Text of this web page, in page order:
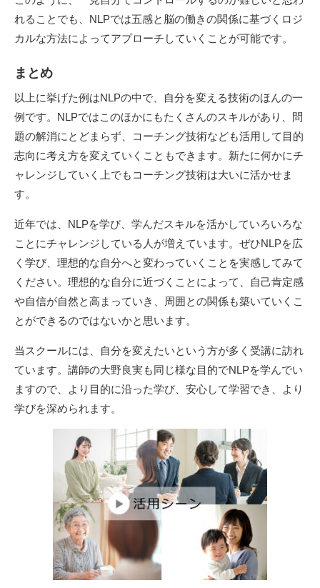
れることでも、NLPでは五感と脳の働きの関係に基づくロジ
カルな方法によってアプローチしていくことが可能です。
まとめ
以上に挙げた例はNLPの中で、自分を変える技術のほんの一
例です。NLPではこのほかにもたくさんのスキルがあり、問
題の解消にとどまらず、コーチング技術なども活用して目的
志向に考え方を変えていくこともできます。新たに何かにチ
ャレンジしていく上でもコーチング技術は大いに活かせま
す。
近年では、NLPを学び、学んだスキルを活かしていろいろな
ことにチャレンジしている人が増えています。ぜひNLPを広
く学び、理想的な自分へと変わっていくことを実感してみて
ください。理想的な自分に近づくことによって、自己肯定感
や自信が自然と高まっていき、周囲との関係も築いていくこ
とができるのではないかと思います。
当スクールには、自分を変えたいという方が多く受講に訪れ
ています。講師の大野良実も同じ様な目的でNLPを学んでい
ますので、より目的に沿った学び、安心して学習でき、より
学びを深められます。